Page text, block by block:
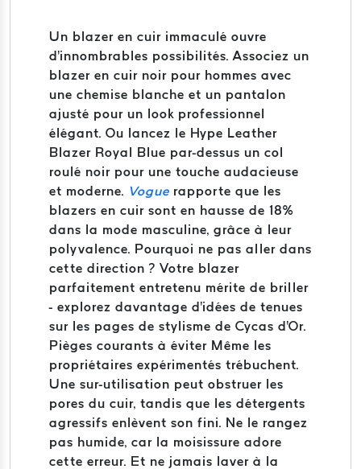
Un blazer en cuir immaculé ouvre
d'innombrables possibilités. Associez un
blazer en cuir noir pour hommes avec
une chemise blanche et un pantalon
ajusté pour un look professionnel
élégant. Ou lancez le Hype Leather
Blazer Royal Blue par-dessus un col
roulé noir pour une touche audacieuse
et moderne. Vogue rapporte que les
blazers en cuir sont en hausse de 18%
dans la mode masculine, grâce à leur
polyvalence. Pourquoi ne pas aller dans
cette direction ? Votre blazer
parfaitement entretenu mérite de briller
- explorez davantage d'idées de tenues
sur les pages de stylisme de Cycas d'Or.
Pièges courants à éviter Même les
propriétaires expérimentés trébuchent.
Une sur-utilisation peut obstruer les
pores du cuir, tandis que les détergents
agressifs enlèvent son fini. Ne le rangez
pas humide, car la moisissure adore
cette erreur. Et ne jamais laver à la